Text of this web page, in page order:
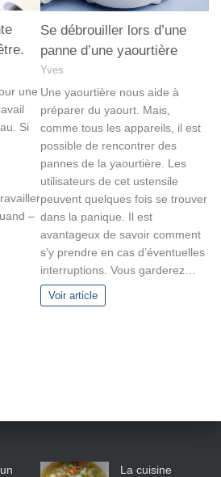
une
Si
–
Se débrouiller lors d’une
panne d’une yaourtière
Yves
Une yaourtière nous aide à
préparer du yaourt. Mais,
comme tous les appareils, il est
possible de rencontrer des
pannes de la yaourtière. Les
utilisateurs de cet ustensile
peuvent quelques fois se trouver
dans la panique. Il est
avantageux de savoir comment
s’y prendre en cas d’éventuelles
interruptions. Vous garderez…
Voir article
La cuisine